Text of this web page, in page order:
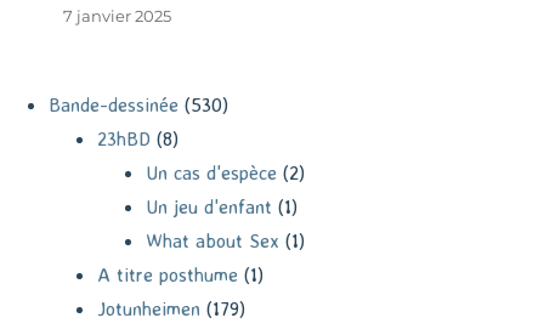
7 janvier 2025
Bande-dessinée (530)
23hBD (8)
Un cas d'espèce (2)
Un jeu d'enfant (1)
What about Sex (1)
A titre posthume (1)
Jotunheimen (179)